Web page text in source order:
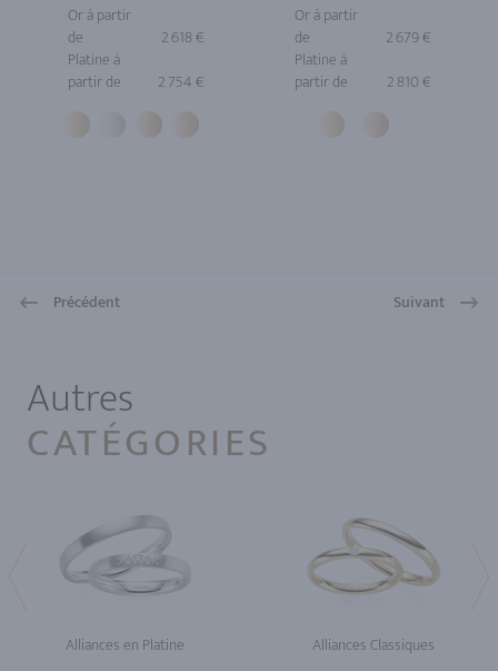
Or à partir
de
2 618 €
Platine à
partir de
2 754 €
Or à partir
de
2 679 €
Platine à
partir de
2 810 €
Précédent Suivant
Autres
CATÉGORIES
Alliances en Platine Alliances Classiques